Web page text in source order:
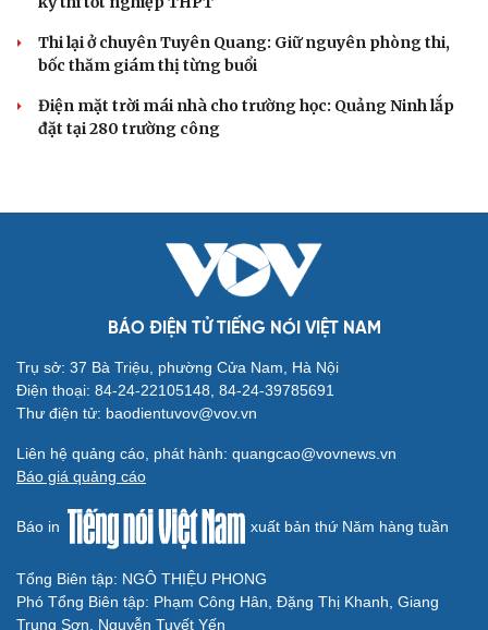
Hà Nội triển khai lấy mẫu hài cốt liệt sĩ tại Nghĩa trang
Mai Dịch
DỰ BÁO THỜI TIẾT
Áp thấp nhiệt đới hình thành trên Vịnh Bắc Bộ, gió giật
Hóa do mưa lớn
Thời tiết hôm nay 7/8: Mưa lớn bao trùm Bắc Bộ về đêm
GIÁO DỤC
Năm học 2026 - 2027: Học sinh lớp 1, 9, 12 có thể
tựu trường sớm nhất từ ngày 22/8
Điểm thi lại ở THPT Chuyên Tuyên Quang có chuẩn bị hệ